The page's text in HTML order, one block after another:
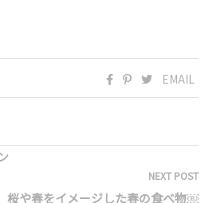
EMAIL
NEXT POST
桜や春をイメージした春の食べ物￼